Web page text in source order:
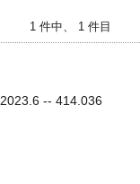
1 件中、 1 件目
-- 414.036